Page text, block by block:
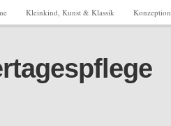
Kleinkind, Kunst & Klassik Konzeption